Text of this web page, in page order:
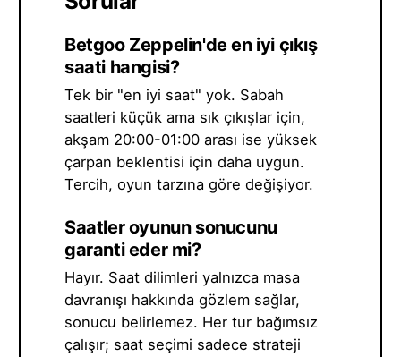
Betgoo Zeppelin'de en iyi çıkış
saati hangisi?
Tek bir "en iyi saat" yok. Sabah
saatleri küçük ama sık çıkışlar için,
akşam 20:00-01:00 arası ise yüksek
çarpan beklentisi için daha uygun.
Tercih, oyun tarzına göre değişiyor.
Saatler oyunun sonucunu
garanti eder mi?
Hayır. Saat dilimleri yalnızca masa
davranışı hakkında gözlem sağlar,
sonucu belirlemez. Her tur bağımsız
çalışır; saat seçimi sadece strateji